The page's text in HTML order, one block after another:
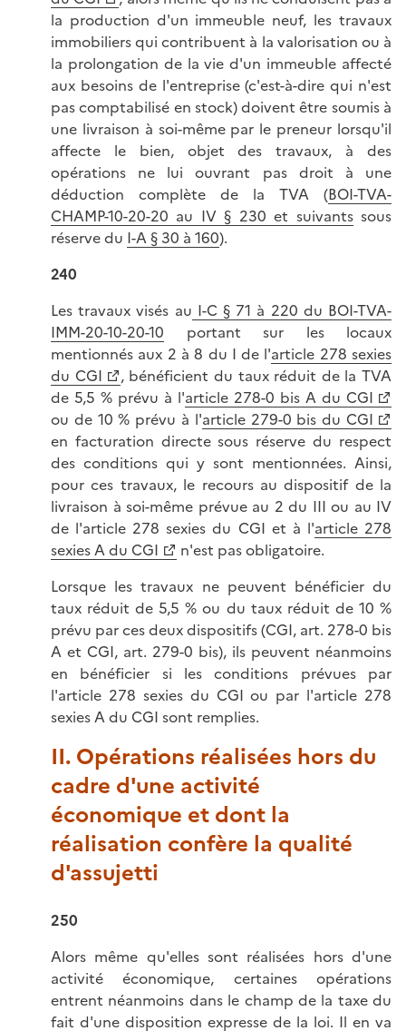
la production d'un immeuble neuf, les travaux
immobiliers qui contribuent à la valorisation ou à
la prolongation de la vie d'un immeuble affecté
aux besoins de l'entreprise (c'est-à-dire qui n'est
pas comptabilisé en stock) doivent être soumis à
une livraison à soi-même par le preneur lorsqu'il
affecte le bien, objet des travaux, à des
opérations ne lui ouvrant pas droit à une
déduction complète de la TVA (BOI-TVA-
CHAMP-10-20-20 au IV § 230 et suivantssous
réserve du I-A § 30 à 160).
240
Les travaux visés au I-C § 71 à 220 du BOI-TVA-
IMM-20-10-20-10 portant sur les locaux
mentionnés aux 2 à 8 du I de l'article 278 sexies
du CGI
, bénéficient du taux réduit de la TVA
de 5,5 % prévu à l'article 278-0 bis A du CGI
ou de 10 % prévu à l'article 279-0 bis du CGI
en facturation directe sous réserve du respect
des conditions qui y sont mentionnées. Ainsi,
pour ces travaux, le recours au dispositif de la
livraison à soi-même prévue au 2 du III ou au IV
de l'article 278 sexies du CGI et à l'article 278
sexies A du CGI
n'est pas obligatoire.
Lorsque les travaux ne peuvent bénéficier du
taux réduit de 5,5 % ou du taux réduit de 10 %
prévu par ces deux dispositifs (CGI, art. 278-0 bis
A et CGI, art. 279-0 bis), ils peuvent néanmoins
en bénéficier si les conditions prévues par
l'article 278 sexies du CGI ou par l'article 278
sexies A du CGI sont remplies.
II. Opérations réalisées hors du
cadre d'une activité
économique et dont la
réalisation confère la qualité
d'assujetti
250
Alors même qu'elles sont réalisées hors d'une
activité économique, certaines opérations
entrent néanmoins dans le champ de la taxe du
fait d'une disposition expresse de la loi. Il en va